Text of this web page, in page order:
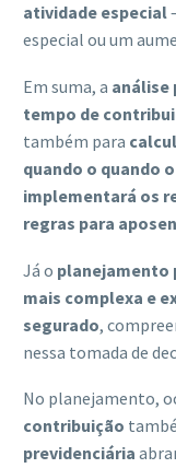
atividade especial
especial ou um
Em suma, a análise
tempo de
também para
quando o quando
implementará os
regras para
Já o planejamento
mais complexa e
segurado,
nessa tomada de
No planejamento,
contribuição
previdenciária